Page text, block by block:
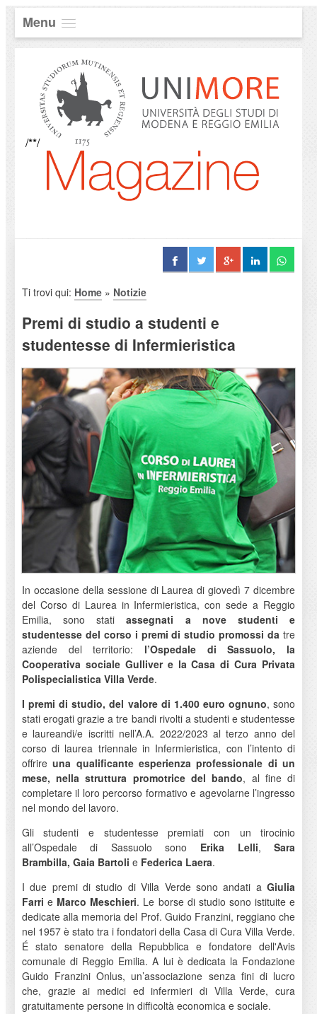
Menu
/**/
Ti trovi qui: Home» Notizie
Premi di studio a studenti e
studentesse di Infermieristica
In occasione della sessione di Laurea di giovedì 7 dicembre
del Corso di Laurea in Infermieristica, con sede a Reggio
Emilia, sono statiassegnati a nove studenti e
studentesse del corso i premi di studio promossi da tre
aziende del territorio: l’Ospedale di Sassuolo, la
Cooperativa sociale Gulliver e la Casa di Cura Privata
Polispecialistica Villa Verde.
I premi di studio, del valore di 1.400 euro ognuno, sono
stati erogati grazie a tre bandi rivolti a studenti e studentesse
e laureandi/e iscritti nell’A.A. 2022/2023 al terzo anno del
corso di laurea triennale in Infermieristica, con l’intento di
offrireuna qualificante esperienza professionale di un
mese, nella struttura promotrice del bando, al fine di
completare il loro percorso formativo e agevolarne l’ingresso
nel mondo del lavoro.
Gli studenti e studentesse premiati con un tirocinio
all’Ospedale di Sassuolo sono Erika Lelli,Sara
Brambilla, Gaia Bartoli e Federica Laera.
I due premi di studio di Villa Verde sono andati aGiulia
Farri e Marco Meschieri. Le borse di studio sono istituite e
dedicate alla memoria del Prof. Guido Franzini, reggiano che
nel 1957 è stato tra i fondatori della Casa di Cura Villa Verde.
É stato senatore della Repubblica e fondatore dell'Avis
comunale di Reggio Emilia. A lui è dedicata la Fondazione
Guido Franzini Onlus, un’associazione senza fini di lucro
che, grazie ai medici ed infermieri di Villa Verde, cura
gratuitamente persone in difficoltà economica e sociale.